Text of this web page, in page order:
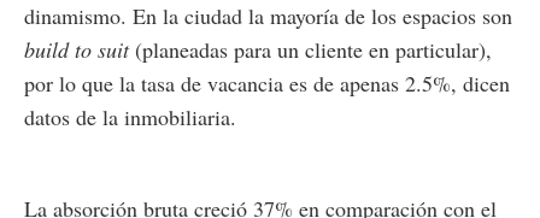
dinamismo. En la ciudad la mayoría de los espacios son
build to suit(planeadas para un cliente en particular),
por lo que la tasa de vacancia es de apenas 2.5%, dicen
datos de la inmobiliaria.
La absorción bruta creció 37% en comparación con el